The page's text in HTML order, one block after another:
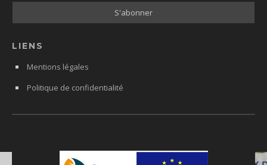
LIENS
Mentions légales
Politique de confidentialité